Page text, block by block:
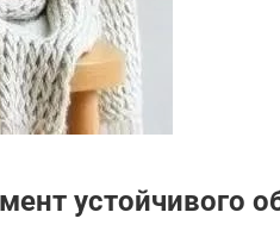
устойчивого